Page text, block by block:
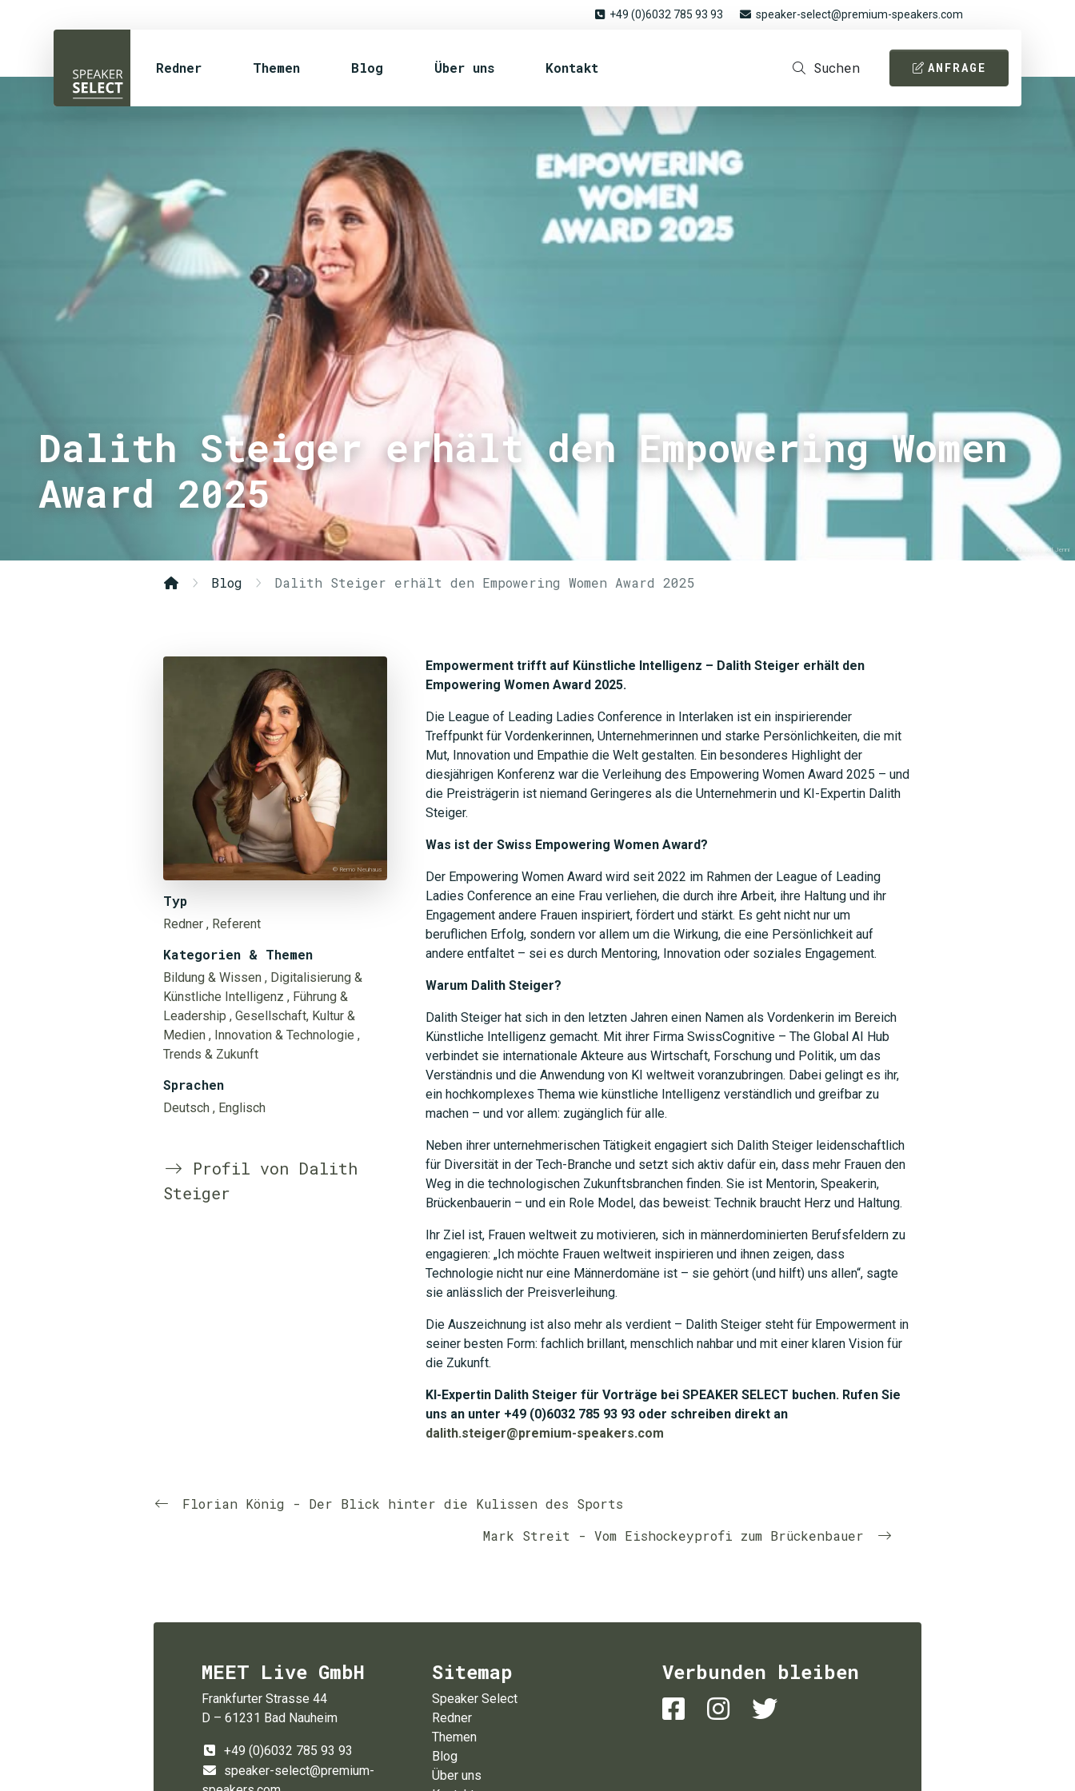
+49 (0)6032 785 93 93 speaker-select@premium-speakers.com
Redner Themen Blog Über uns Kontakt Suchen ANFRAGE
© bildraus.ch, Rolf Jenni
Dalith Steiger erhält den Empowering Women
Award 2025
Blog Dalith Steiger erhält den Empowering Women Award 2025
© Remo Neuhaus
Typ
Redner , Referent
Kategorien & Themen
Bildung & Wissen , Digitalisierung &
Künstliche Intelligenz , Führung &
Leadership , Gesellschaft, Kultur &
Medien , Innovation & Technologie ,
Trends & Zukunft
Sprachen
Deutsch , Englisch
Profil von Dalith
Steiger
Empowerment trifft auf Künstliche Intelligenz – Dalith Steiger erhält den
Empowering Women Award 2025.
Die League of Leading Ladies Conference in Interlaken ist ein inspirierender
Treffpunkt für Vordenkerinnen, Unternehmerinnen und starke Persönlichkeiten, die mit
Mut, Innovation und Empathie die Welt gestalten. Ein besonderes Highlight der
diesjährigen Konferenz war die Verleihung des Empowering Women Award 2025 – und
die Preisträgerin ist niemand Geringeres als die Unternehmerin und KI-Expertin Dalith
Steiger.
Was ist der Swiss Empowering Women Award?
Der Empowering Women Award wird seit 2022 im Rahmen der League of Leading
Ladies Conference an eine Frau verliehen, die durch ihre Arbeit, ihre Haltung und ihr
Engagement andere Frauen inspiriert, fördert und stärkt. Es geht nicht nur um
beruflichen Erfolg, sondern vor allem um die Wirkung, die eine Persönlichkeit auf
andere entfaltet – sei es durch Mentoring, Innovation oder soziales Engagement.
Warum Dalith Steiger?
Dalith Steiger hat sich in den letzten Jahren einen Namen als Vordenkerin im Bereich
Künstliche Intelligenz gemacht. Mit ihrer Firma SwissCognitive – The Global AI Hub
verbindet sie internationale Akteure aus Wirtschaft, Forschung und Politik, um das
Verständnis und die Anwendung von KI weltweit voranzubringen. Dabei gelingt es ihr,
ein hochkomplexes Thema wie künstliche Intelligenz verständlich und greifbar zu
machen – und vor allem: zugänglich für alle.
Neben ihrer unternehmerischen Tätigkeit engagiert sich Dalith Steiger leidenschaftlich
für Diversität in der Tech-Branche und setzt sich aktiv dafür ein, dass mehr Frauen den
Weg in die technologischen Zukunftsbranchen finden. Sie ist Mentorin, Speakerin,
Brückenbauerin – und ein Role Model, das beweist: Technik braucht Herz und Haltung.
Ihr Ziel ist, Frauen weltweit zu motivieren, sich in männerdominierten Berufsfeldern zu
engagieren: „Ich möchte Frauen weltweit inspirieren und ihnen zeigen, dass
Technologie nicht nur eine Männerdomäne ist – sie gehört (und hilft) uns allen“, sagte
sie anlässlich der Preisverleihung.
Die Auszeichnung ist also mehr als verdient – Dalith Steiger steht für Empowerment in
seiner besten Form: fachlich brillant, menschlich nahbar und mit einer klaren Vision für
die Zukunft.
KI-Expertin Dalith Steiger für Vorträge bei SPEAKER SELECT buchen. Rufen Sie
uns an unter +49 (0)6032 785 93 93 oder schreiben direkt an
dalith.steiger@premium-speakers.com
Florian König - Der Blick hinter die Kulissen des Sports
Mark Streit - Vom Eishockeyprofi zum Brückenbauer
MEET Live GmbH
Frankfurter Strasse 44
D – 61231 Bad Nauheim
+49 (0)6032 785 93 93
speaker-select@premium-
Sitemap
Speaker Select
Redner
Themen
Blog
Über uns
Verbunden bleiben